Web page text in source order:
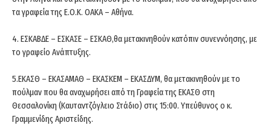
τα γραφεία της Ε.Ο.Κ. ΟΑΚΑ – Αθήνα.
4. ΕΣΚΑΒΔΕ – ΕΣΚΑΣΕ – ΕΣΚΑΘ,θα μετακινηθούν κατόπιν συνεννόησης, με
το γραφείο Ανάπτυξης.
5.ΕΚΑΣΘ – ΕΚΑΣΑΜΑΘ – ΕΚΑΣΚΕΜ – ΕΚΑΣΔΥΜ, θα μετακινηθούν με το
πούλμαν που θα αναχωρήσει από τη Γραφεία της ΕΚΑΣΘ στη
Θεσσαλονίκη (Καυταντζόγλειο Στάδιο) στις 15:00. Υπεύθυνος ο κ.
Γραμμενίδης Αριστείδης.